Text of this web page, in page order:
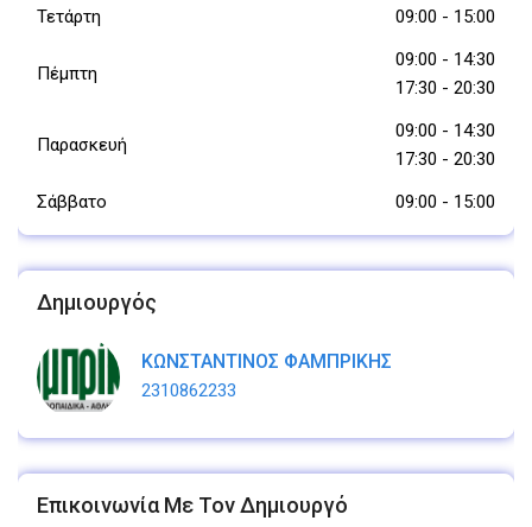
Τετάρτη
09:00 - 15:00
Πέμπτη
09:00 - 14:30
17:30 - 20:30
Παρασκευή
09:00 - 14:30
17:30 - 20:30
Σάββατο
09:00 - 15:00
Δημιουργός
ΚΩΝΣΤΑΝΤΙΝΟΣ ΦΑΜΠΡΙΚΗΣ
2310862233
Επικοινωνία Με Τον Δημιουργό